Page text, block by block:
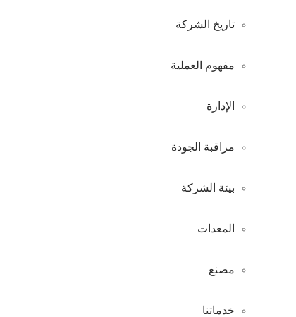
تاريخ الشركة
مفهوم العملية
الإدارة
مراقبة الجودة
بيئة الشركة
المعدات
مصنع
خدماتنا